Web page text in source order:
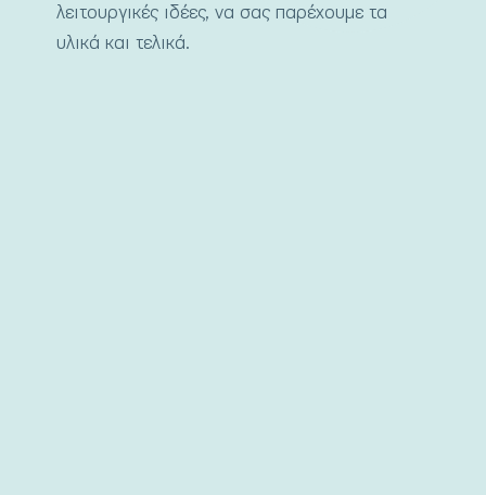
λειτουργικές ιδέες, να σας παρέχουμε τα
υλικά και τελικά.